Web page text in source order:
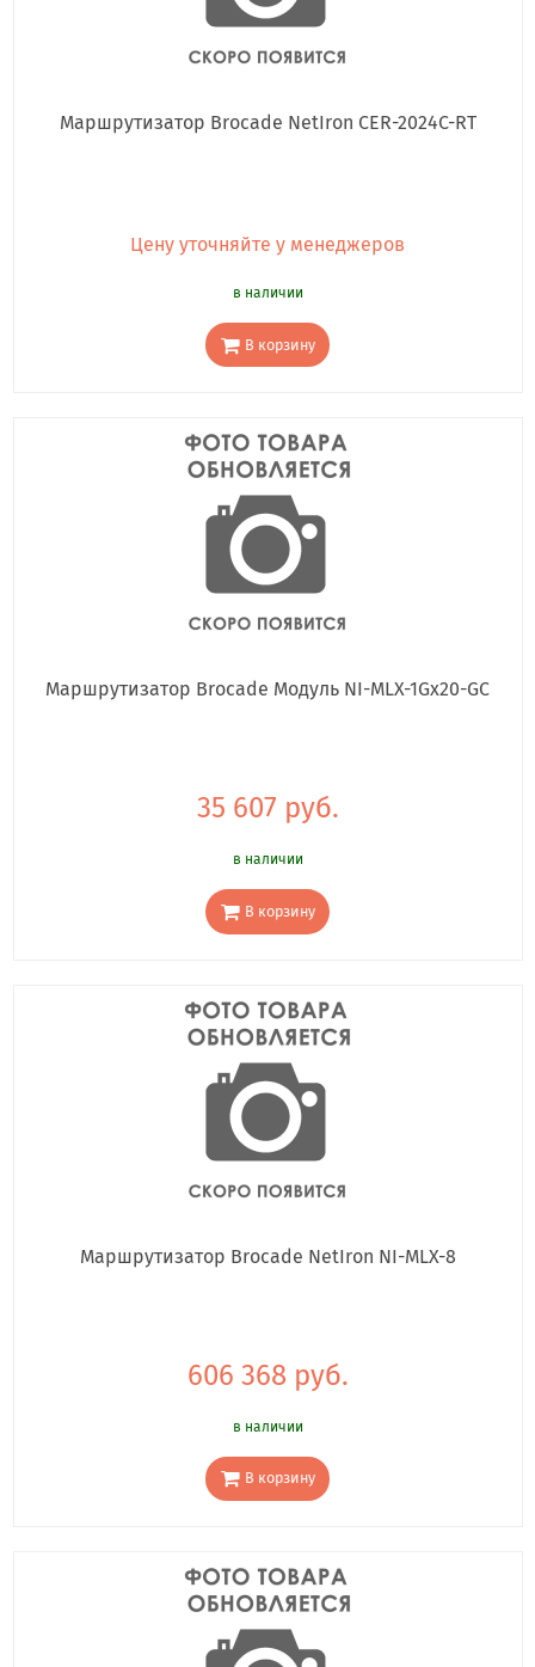
Маршрутизатор Brocade NetIron CER-2024C-RT
Цену уточняйте у менеджеров
в наличии
В корзину
Маршрутизатор Brocade Модуль NI-MLX-1Gx20-GC
35 607 руб.
в наличии
В корзину
Маршрутизатор Brocade NetIron NI-MLX-8
606 368 руб.
в наличии
В корзину